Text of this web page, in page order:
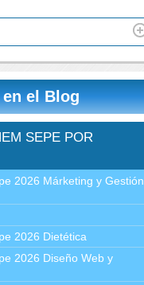
el Blog
SEPE POR
2026 Márketing y Gestión
2026 Dietética
2026 Diseño Web y